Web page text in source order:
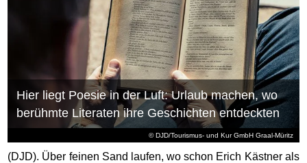
© DJD/Tourismus- und Kur GmbH Graal-Müritz
Hier liegt Poesie in der Luft: Urlaub machen, wo
berühmte Literaten ihre Geschichten entdeckten
(DJD). Über feinen Sand laufen, wo schon Erich Kästner als